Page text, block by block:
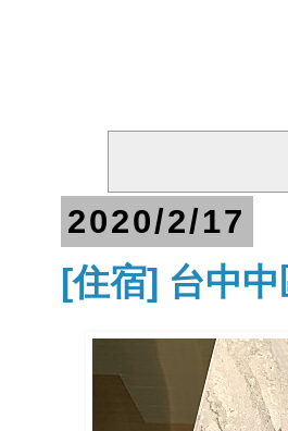
2020/2/17
[住宿] 台中